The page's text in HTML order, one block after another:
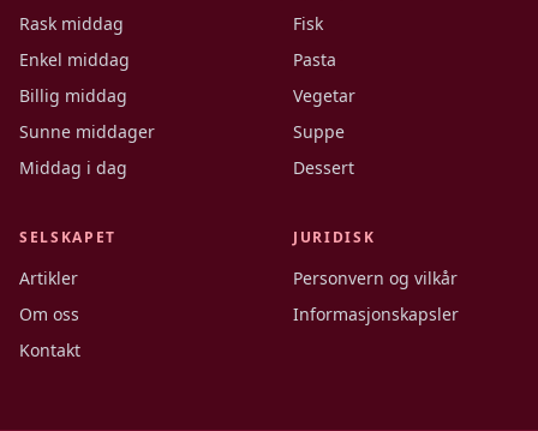
Rask middag
Enkel middag
Billig middag
Sunne middager
Middag i dag
Fisk
Pasta
Vegetar
Suppe
Dessert
SELSKAPET
Artikler
Om oss
Kontakt
JURIDISK
Personvern og vilkår
Informasjonskapsler